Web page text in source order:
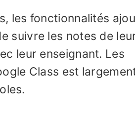
les fonctionnalités
suivre les notes de
leur enseignant. Les
Class est